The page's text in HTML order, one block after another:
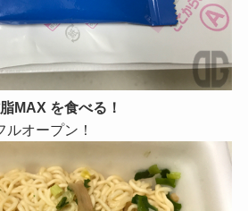
MAX を食べる！
オープン！